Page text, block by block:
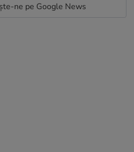
ne pe Google News